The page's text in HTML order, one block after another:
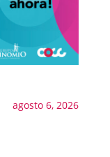
agosto 6, 2026